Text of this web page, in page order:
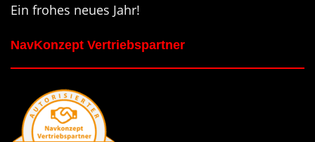
Ein frohes neues Jahr!
NavKonzept Vertriebspartner